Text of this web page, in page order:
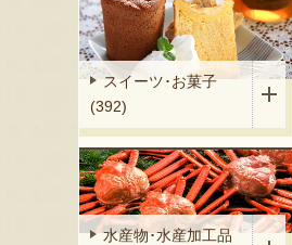
スイーツ･お菓子
(392)
水産物･水産加工品
・家庭用）
『小野農園』
梨（贈答用・家庭用）
『土田農園